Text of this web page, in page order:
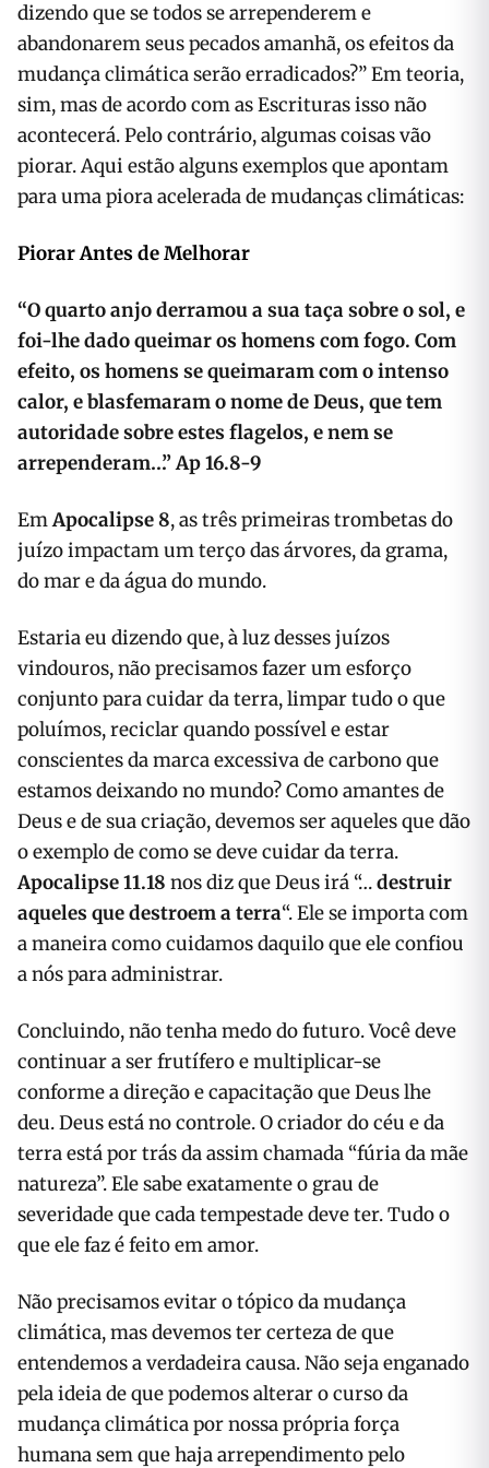
dizendo que se todos se arrependerem e
abandonarem seus pecados amanhã, os efeitos da
mudança climática serão erradicados?” Em teoria,
sim, mas de acordo com as Escrituras isso não
acontecerá. Pelo contrário, algumas coisas vão
piorar. Aqui estão alguns exemplos que apontam
para uma piora acelerada de mudanças climáticas:
Piorar Antes de Melhorar
“O quarto anjo derramou a sua taça sobre o sol, e
foi-lhe dado queimar os homens com fogo. Com
efeito, os homens se queimaram com o intenso
calor, e blasfemaram o nome de Deus, que tem
autoridade sobre estes flagelos, e nem se
arrependeram…” Ap 16.8-9
EmApocalipse 8, as três primeiras trombetas do
juízo impactam um terço das árvores, da grama,
do mar e da água do mundo.
Estaria eu dizendo que, à luz desses juízos
vindouros, não precisamos fazer um esforço
conjunto para cuidar da terra, limpar tudo o que
poluímos, reciclar quando possível e estar
conscientes da marca excessiva de carbono que
estamos deixando no mundo? Como amantes de
Deus e de sua criação, devemos ser aqueles que dão
o exemplo de como se deve cuidar da terra.
Apocalipse 11.18 nos diz que Deus irá “…destruir
aqueles que destroem a terra“. Ele se importa com
a maneira como cuidamos daquilo que ele confiou
a nós para administrar.
Concluindo, não tenha medo do futuro. Você deve
continuar a ser frutífero e multiplicar-se
conforme a direção e capacitação que Deus lhe
deu. Deus está no controle. O criador do céu e da
terra está por trás da assim chamada “fúria da mãe
natureza”. Ele sabe exatamente o grau de
severidade que cada tempestade deve ter. Tudo o
que ele faz é feito em amor.
Não precisamos evitar o tópico da mudança
climática, mas devemos ter certeza de que
entendemos a verdadeira causa. Não seja enganado
pela ideia de que podemos alterar o curso da
mudança climática por nossa própria força
humana sem que haja arrependimento pelo